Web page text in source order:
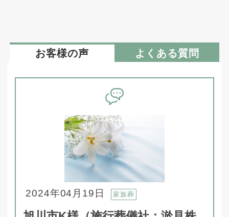
お客様の声 よくある質問
2024年04月19日 家族葬